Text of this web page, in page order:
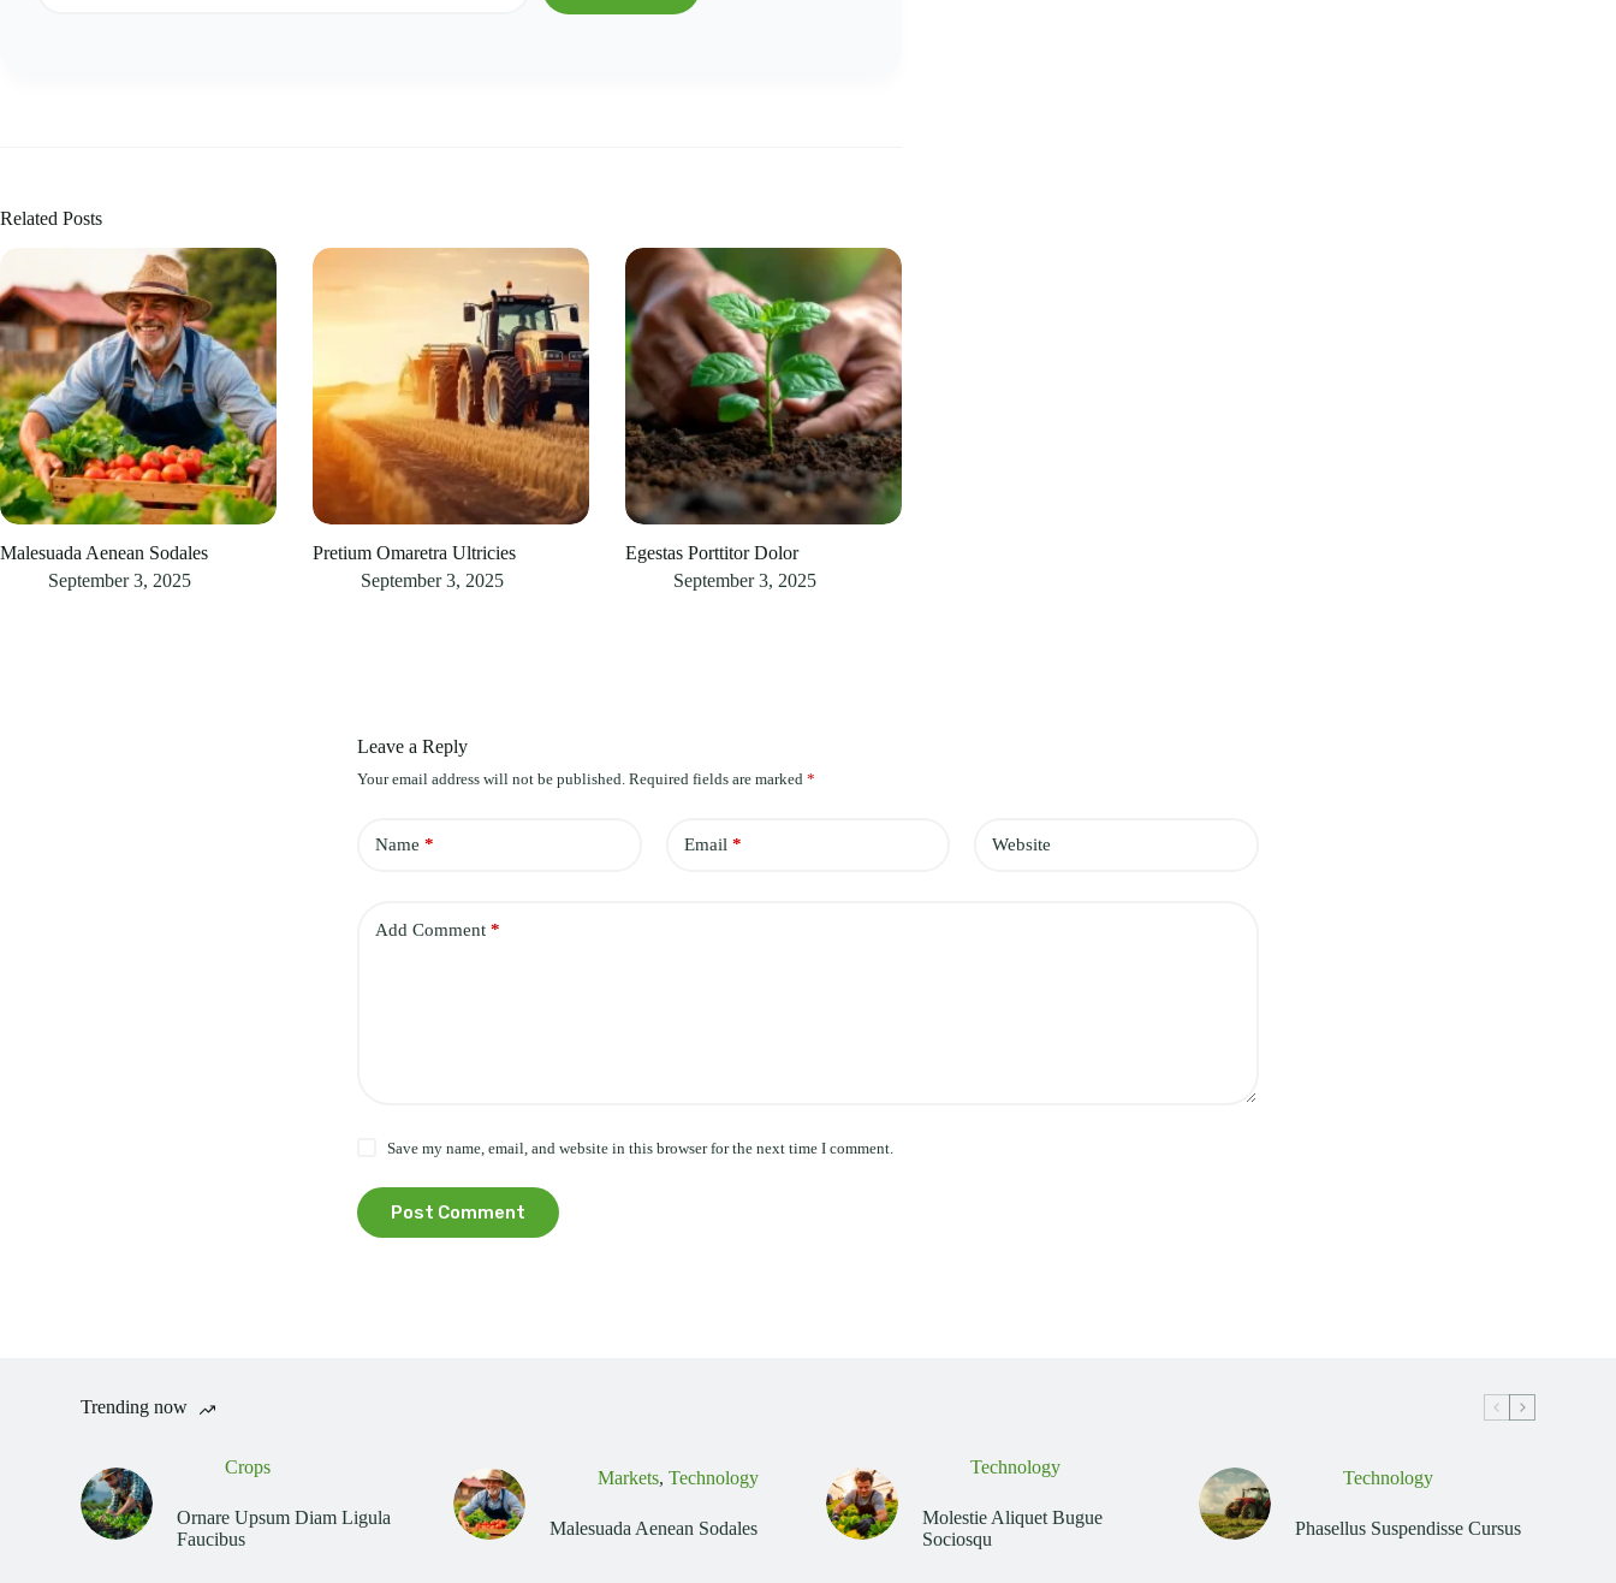
Related Posts
Malesuada Aenean Sodales
September 3, 2025
Pretium Omaretra Ultricies
September 3, 2025
Egestas Porttitor Dolor
September 3, 2025
Leave a Reply
Your email address will not be published. Required fields are marked *
Name * Email * Website
Add Comment *
Save my name, email, and website in this browser for the next time I comment.
Post Comment
Trending now
Crops
Ornare Upsum Diam Ligula
Faucibus
Markets,Technology
Malesuada Aenean Sodales
Technology
Molestie Aliquet Bugue
Sociosqu
Technology
Phasellus Suspendisse Cursus